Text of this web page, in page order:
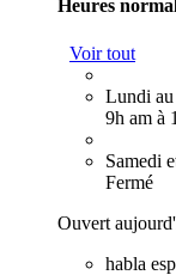
Heures
Voir tout
Lundi
9h am à
Samedi
Fermé
Ouvert
habla